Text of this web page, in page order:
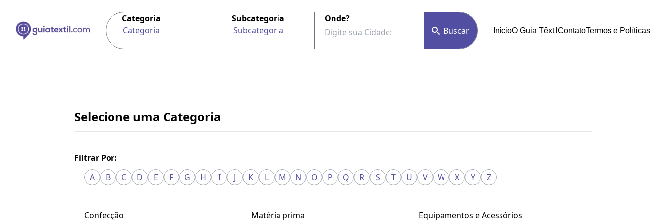
Categoria
Categoria
Subcategoria
Subcategoria
Onde?
Buscar
InícioO Guia Têxtil ContatoTermos e Políticas
Selecione uma Categoria
Filtrar Por:
A
B C D E F G H I J K L M N O P Q R S T U V W X Y Z
Confecção Matéria prima
Equipamentos e Acessórios